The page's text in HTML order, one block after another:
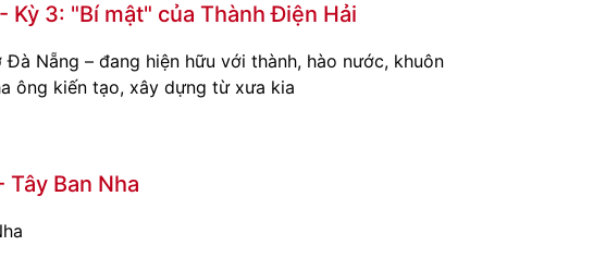
Kỳ 3: "Bí mật" của Thành Điện Hải
Nẵng – đang hiện hữu với thành, hào nước, khuôn
ông kiến tạo, xây dựng từ xưa kia
Ban Nha